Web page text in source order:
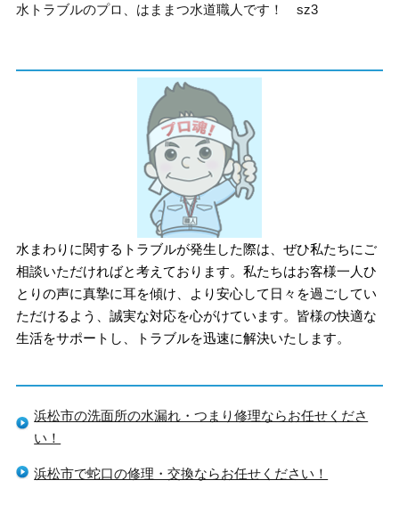
水トラブルのプロ、はままつ水道職人です！ sz3
水まわりに関するトラブルが発生した際は、ぜひ私たちにご
相談いただければと考えております。私たちはお客様一人ひ
とりの声に真摯に耳を傾け、より安心して日々を過ごしてい
ただけるよう、誠実な対応を心がけています。皆様の快適な
生活をサポートし、トラブルを迅速に解決いたします。
浜松市の洗面所の水漏れ・つまり修理ならお任せくださ
い！
浜松市で蛇口の修理・交換ならお任せください！